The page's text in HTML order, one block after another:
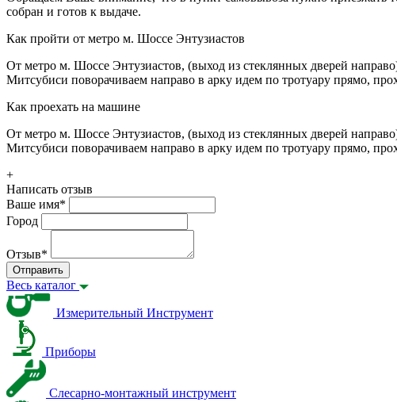
собран и готов к выдаче.
Как пройти от метро м. Шоссе Энтузиастов
От метро м. Шоссе Энтузиастов, (выход из стеклянных дверей
Митсубиси поворачиваем направо в арку идем по тротуару прямо,
Как проехать на машине
От метро м. Шоссе Энтузиастов, (выход из стеклянных дверей
Митсубиси поворачиваем направо в арку идем по тротуару прямо,
+
Написать отзыв
Ваше имя*
Город
Отзыв*
Отправить
Весь каталог
Измерительный Инструмент
Приборы
Слесарно-монтажный инструмент